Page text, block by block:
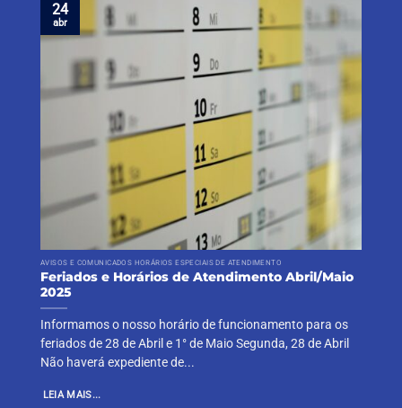
AVISOS E COMUNICADOS HORÁRIOS ESPECIAIS DE ATENDIMENTO
Feriados e Horários de Atendimento Abril/Maio
2025
Informamos o nosso horário de funcionamento para os
feriados de 28 de Abril e 1° de Maio Segunda, 28 de Abril
Não haverá expediente de...
LEIA MAIS...
24
abr